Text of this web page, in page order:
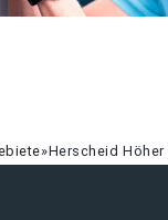
»Herscheid Höher